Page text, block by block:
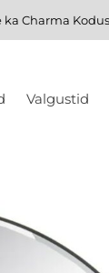
ka Charma
Valgustid